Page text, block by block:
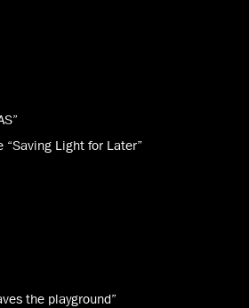
“Saving Light for Later”
the playground”